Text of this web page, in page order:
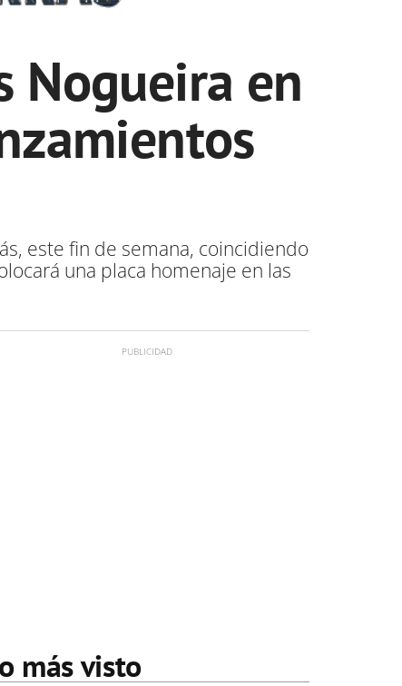
Nogueira en
este fin de semana, coincidiendo
una placa homenaje en las
más visto